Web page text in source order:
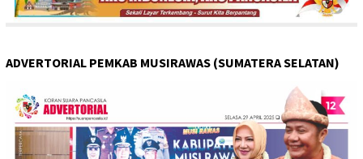
ADVERTORIAL PEMKAB MUSIRAWAS (SUMATERA SELATAN)